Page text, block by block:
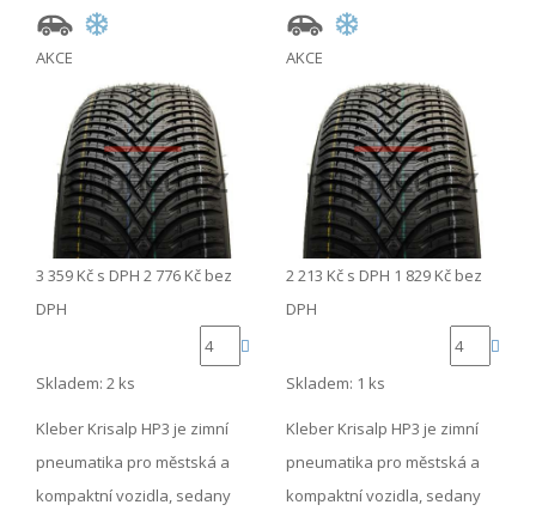
AKCE
3 359 Kč s DPH 2 776 Kč bez
DPH
Skladem: 2 ks
Kleber Krisalp HP3 je zimní
pneumatika pro městská a
kompaktní vozidla, sedany
AKCE
2 213 Kč s DPH 1 829 Kč bez
DPH
Skladem: 1 ks
Kleber Krisalp HP3 je zimní
pneumatika pro městská a
kompaktní vozidla, sedany